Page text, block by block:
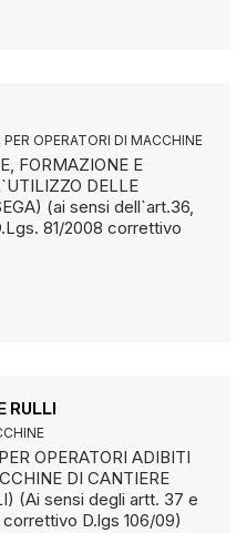
PER OPERATORI DI MACCHINE
FORMAZIONE E
DELLE
(ai sensi dell`art.36,
81/2008 correttivo
RULLI
OPERATORI ADIBITI
DI CANTIERE
(Ai sensi degli artt. 37 e
D.lgs 106/09)